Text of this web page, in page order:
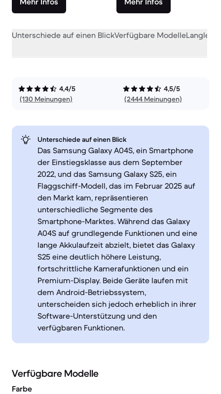
Unterschiede auf einen BlickVerfügbare Modelle
4,4/5
(130 Meinungen)
4,5/5
(2444 Meinungen)
Unterschiede auf einen Blick
Das Samsung Galaxy A04S, ein Smartphone
der Einstiegsklasse aus dem September
2022, und das Samsung Galaxy S25, ein
Flaggschiff-Modell, das im Februar 2025 auf
den Markt kam, repräsentieren
unterschiedliche Segmente des
Smartphone-Marktes. Während das Galaxy
A04S auf grundlegende Funktionen und eine
lange Akkulaufzeit abzielt, bietet das Galaxy
S25 eine deutlich höhere Leistung,
fortschrittliche Kamerafunktionen und ein
Premium-Display. Beide Geräte laufen mit
dem Android-Betriebssystem,
unterscheiden sich jedoch erheblich in ihrer
Software-Unterstützung und den
verfügbaren Funktionen.
Verfügbare Modelle
Farbe